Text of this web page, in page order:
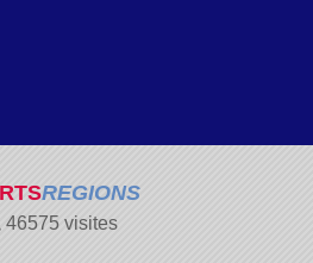
REGIONS
46575visites